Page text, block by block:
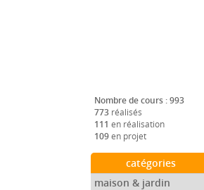
Nombre de cours : 993
773 réalisés
111 en réalisation
109en projet
catégories
maison & jardin